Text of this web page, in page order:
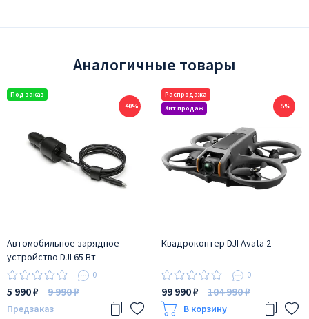
Аналогичные товары
−40%
Автомобильное зарядное
устройство DJI 65 Вт
0
5 990 ₽ 9 990 ₽
Предзаказ
−5%
Квадрокоптер DJI Avata 2
0
99 990 ₽ 104 990 ₽
В корзину